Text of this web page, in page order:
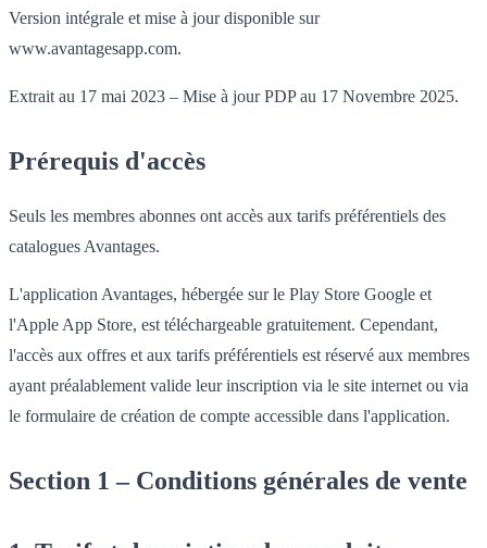
Version intégrale et mise à jour disponible sur
www.avantagesapp.com.
Extrait au 17 mai 2023 – Mise à jour PDP au 17 Novembre 2025.
Prérequis d'accès
Seuls les membres abonnes ont accès aux tarifs préférentiels des
catalogues Avantages.
L'application Avantages, hébergée sur le Play Store Google et
l'Apple App Store, est téléchargeable gratuitement. Cependant,
l'accès aux offres et aux tarifs préférentiels est réservé aux membres
ayant préalablement valide leur inscription via le site internet ou via
le formulaire de création de compte accessible dans l'application.
Section 1 – Conditions générales de vente